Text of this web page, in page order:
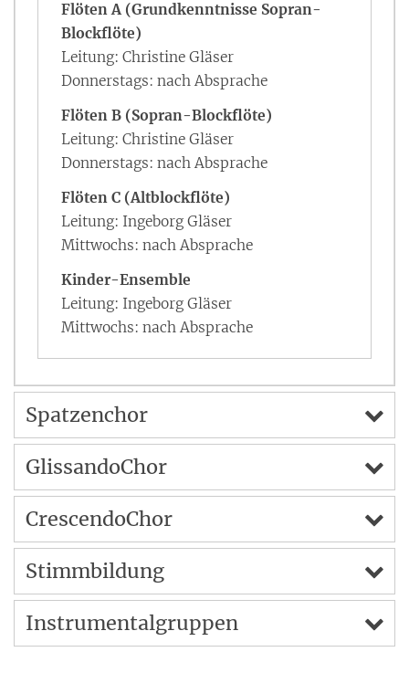
Flöten A (Grundkenntnisse Sopran-
Blockflöte)
Leitung: Christine Gläser
Donnerstags: nach Absprache
Flöten B (Sopran-Blockflöte)
Leitung: Christine Gläser
Donnerstags: nach Absprache
Flöten C (Altblockflöte)
Leitung: Ingeborg Gläser
Mittwochs: nach Absprache
Kinder-Ensemble
Leitung: Ingeborg Gläser
Mittwochs: nach Absprache
Spatzenchor
GlissandoChor
CrescendoChor
Stimmbildung
Instrumentalgruppen